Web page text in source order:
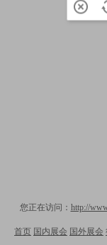
您正在访问： http://
首页 国内展会 国外展会